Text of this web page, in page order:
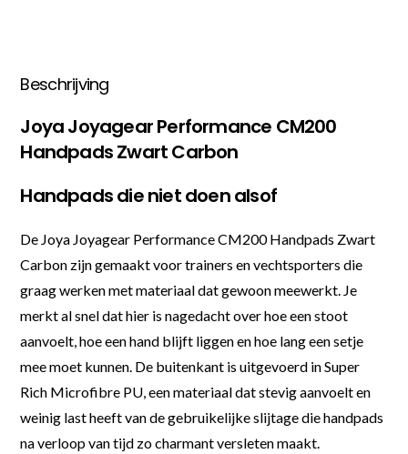
Beschrijving
Joya Joyagear Performance CM200
Handpads Zwart Carbon
Handpads die niet doen alsof
De Joya Joyagear Performance CM200 Handpads Zwart
Carbon zijn gemaakt voor trainers en vechtsporters die
graag werken met materiaal dat gewoon meewerkt. Je
merkt al snel dat hier is nagedacht over hoe een stoot
aanvoelt, hoe een hand blijft liggen en hoe lang een setje
mee moet kunnen. De buitenkant is uitgevoerd in Super
Rich Microfibre PU, een materiaal dat stevig aanvoelt en
weinig last heeft van de gebruikelijke slijtage die handpads
na verloop van tijd zo charmant versleten maakt.